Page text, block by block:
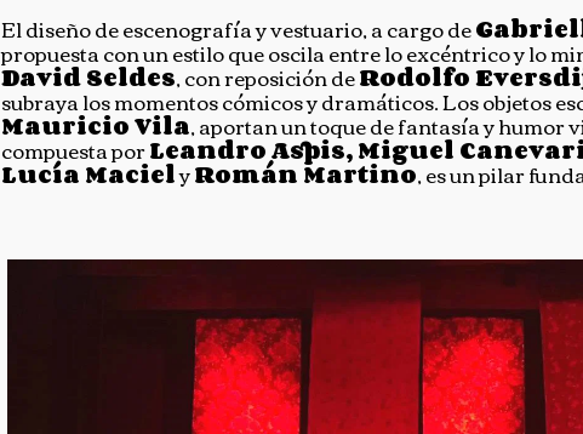
El diseño de escenografía y vestuario, a cargo de
propuesta con un estilo que oscila entre lo excéntrico y lo
David Seldes, con reposición deRodolfo
subraya los momentos cómicos y dramáticos. Los objetos
Mauricio Vila, aportan un toque de fantasía y humor
compuesta porLeandro Aspis, Miguel
Lucía MacielyRomán Martino, es un pilar